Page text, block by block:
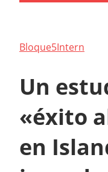
Bloque5Intern
Un
«éxito
en